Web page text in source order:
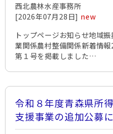
西北農林水産事務所
[2026年07月28日] new
トップページお知らせ地域
業関係農村整備関係新着情
第１号を掲載しました…
令和８年度青森県所
支援事業の追加公募